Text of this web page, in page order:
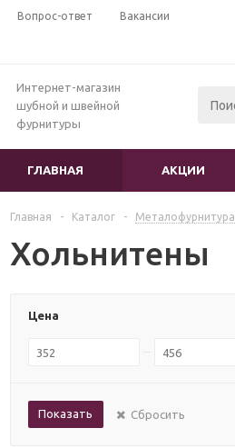
Вопрос-ответ Вакансии
Интернет-магазин
шубной и швейной
фурнитуры
ГЛАВНАЯ АКЦИИ
Главная - Каталог - Mеталофурнитура
Хольнитены
Цена
Показать Сбросить